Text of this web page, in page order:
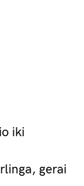
iki
gerai